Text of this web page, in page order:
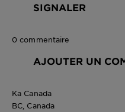
SIGNALER
0 commentaire
AJOUTER UN
Ka Canada
BC, Canada